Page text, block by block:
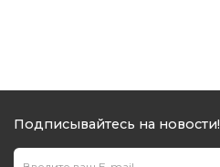
Подписывайтесь на новости!